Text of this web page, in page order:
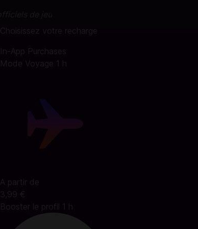
Choisissez votre recharge
In-App Purchases
Mode Voyage 1 h
A partir de
3,99 €
Booster le profil 1 h